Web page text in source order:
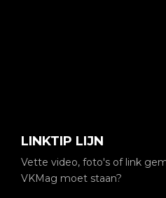
LINKTIP LIJN
Vette video, foto's of link
VKMag moet staan?